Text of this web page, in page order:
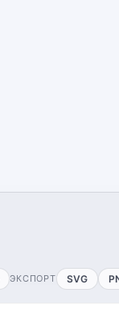
ЭКСПОРТ SVG